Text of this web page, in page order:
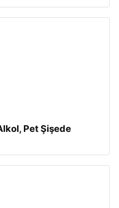
Pet Şişede